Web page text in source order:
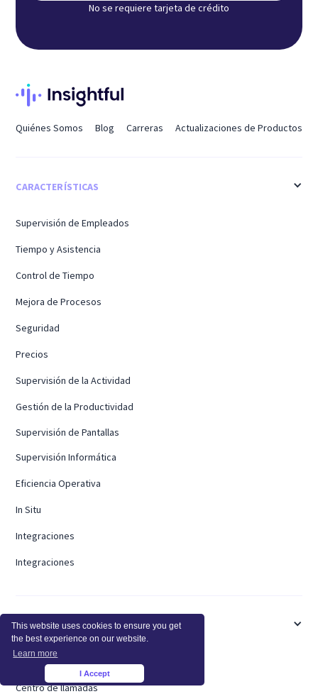
This website uses cookies to ensure you get
the best experience on our website.
Learn more
I Accept
No se requiere tarjeta de crédito
Quiénes Somos Blog Carreras Actualizaciones de Productos
CARACTERÍSTICAS
Supervisión de Empleados
Tiempo y Asistencia
Control de Tiempo
Mejora de Procesos
Seguridad
Precios
Supervisión de la Actividad
Gestión de la Productividad
Supervisión de Pantallas
Supervisión Informática
Eficiencia Operativa
In Situ
Integraciones
Integraciones
INDUSTRIAS
Salud
Centro de llamadas